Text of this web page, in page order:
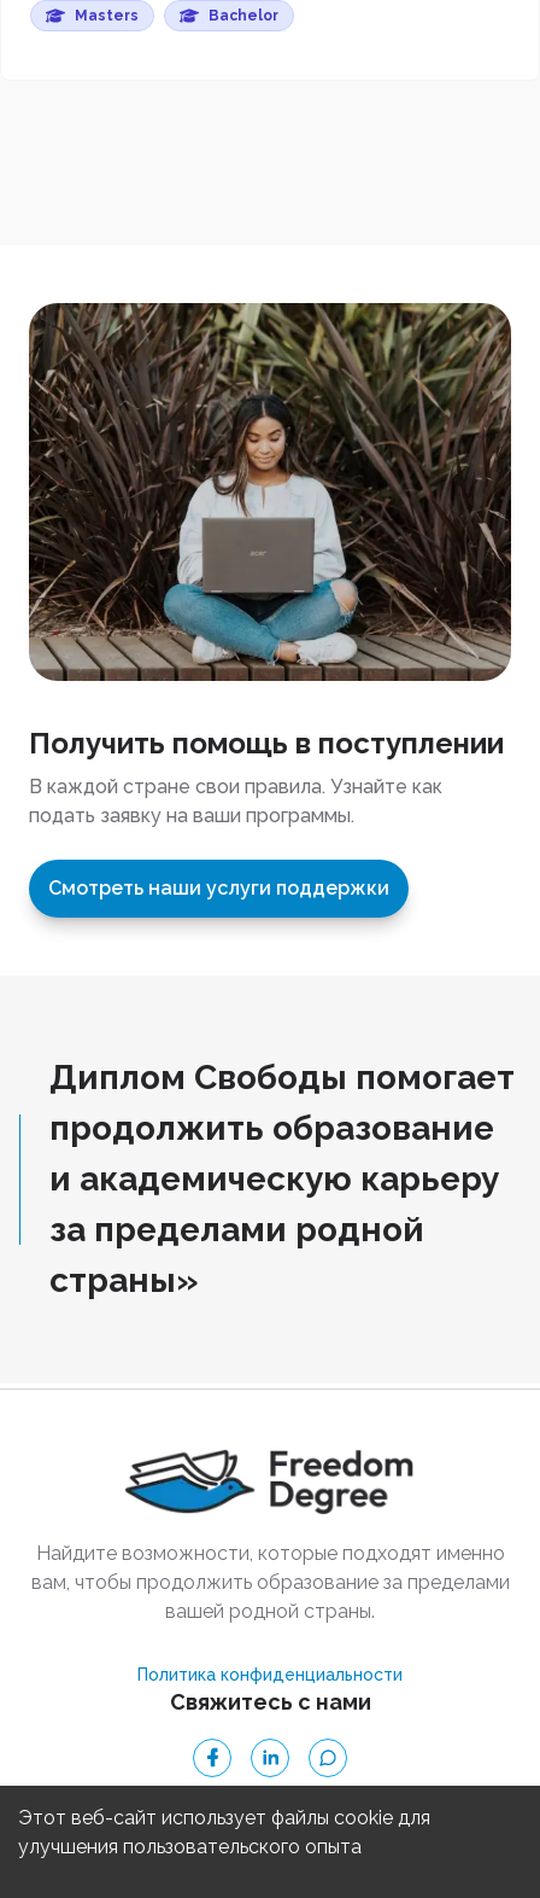
Masters Bachelor
Получить помощь в поступлении
В каждой стране свои правила. Узнайте как
подать заявку на ваши программы.
Смотреть наши услуги поддержки
Диплом Свободы помогает
продолжить образование
и академическую карьеру
за пределами родной
страны»
Найдите возможности, которые подходят именно
вам, чтобы продолжить образование за пределами
вашей родной страны.
Политика конфиденциальности
Свяжитесь с нами
© 2025 Freedom Degree
Этот веб-сайт использует файлы cookie для
улучшения пользовательского опыта